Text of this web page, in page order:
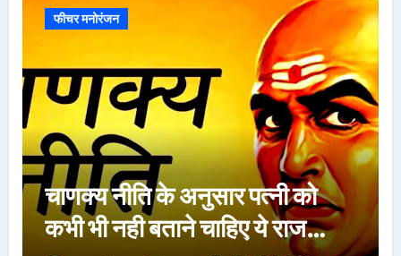
फीचर मनोरंजन
ऐसे 100 बार मरूंगी, मेरी वजह से
बची लाखों महिलाओं की जान : पूनम
पांडेय